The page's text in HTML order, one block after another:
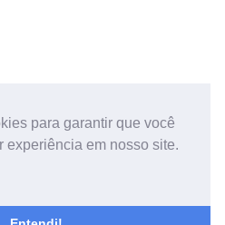
para garantir que você
experiência em nosso site.